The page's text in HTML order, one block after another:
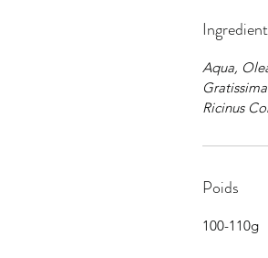
Aqua,
Ricinus
Poids
100-110g